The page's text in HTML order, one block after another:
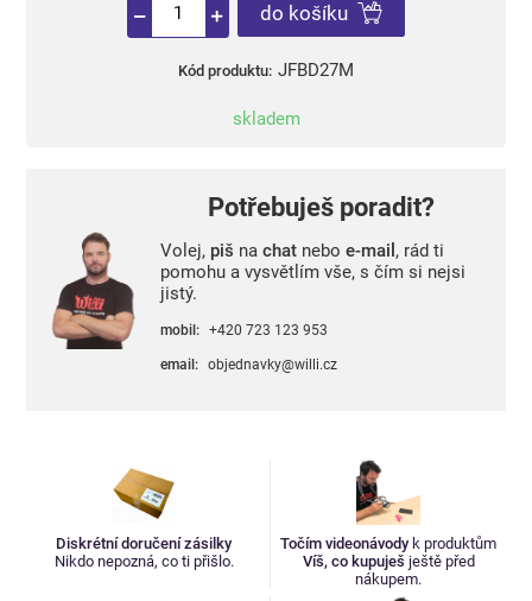
do košíku
Kód produktu: JFBD27M
skladem
Potřebuješ poradit?
Volej, piš na chatnebo e-mail , rád ti
pomohu a vysvětlím vše, s čím si nejsi
jistý.
mobil: +420 723 123 953
email: objednavky@willi.cz
Diskrétní doručení zásilky
Nikdo nepozná, co ti přišlo.
Točím videonávody k produktům
Víš, co kupuješ ještě před
nákupem.